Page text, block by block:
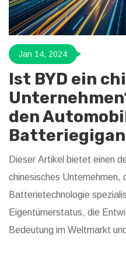
Jan 14, 2024
Ist BYD ein
den
Dieser Artikel bietet einen
chinesisches Unternehmen,
Batterietechnologie
Eigentümerstatus, die
Bedeutung im Weltmarkt